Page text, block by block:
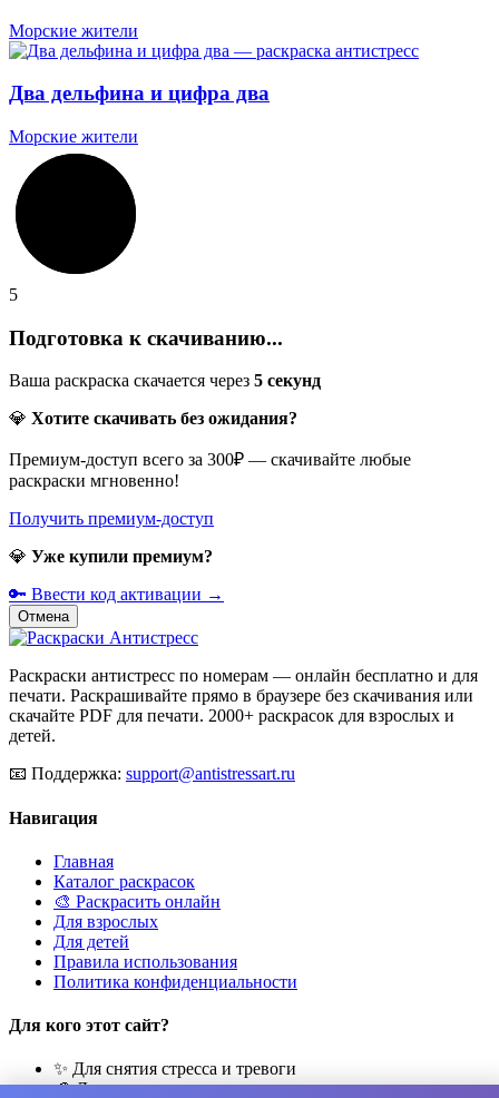
Морские жители
Два дельфина и цифра два
Морские жители
5
Подготовка к скачиванию...
Ваша раскраска скачается через 5 секунд
💎 Хотите скачивать без ожидания?
Премиум-доступ всего за 300₽ — скачивайте любые
раскраски мгновенно!
Получить премиум-доступ
💎 Уже купили премиум?
🔑 Ввести код активации →
Отмена
Раскраски антистресс по номерам — онлайн бесплатно и для
печати. Раскрашивайте прямо в браузере без скачивания или
скачайте PDF для печати. 2000+ раскрасок для взрослых и
детей.
📧 Поддержка: support@antistressart.ru
Навигация
Главная
Каталог раскрасок
🎨 Раскрасить онлайн
Для взрослых
Для детей
Правила использования
Политика конфиденциальности
Для кого этот сайт?
✨ Для снятия стресса и тревоги
🎨 Для развития креативности